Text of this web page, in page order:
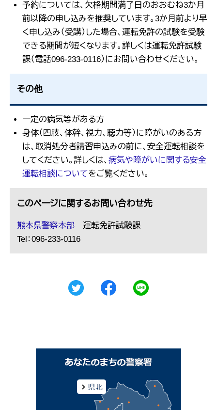
予約については、欠格期間満了日のおおむね3か月
前以降の申し込みを推奨しています。3か月前より早
く申し込み（受講）した場合、運転免許の試験を受験
できる期間が短くなります。詳しくは運転免許試験
課（電話096-233-0116）にお問い合わせください。
その他
一定の病気等がある方
身体（四肢、体幹、視力、聴力等）に障がいのある方
は、取消処分者講習申込みの前に、安全運転相談を
してください。詳しくは、 病気や障がいに関する安全
運転相談についてをご覧ください。
このページに関するお問い合わせ先
熊本県警察本部
運転免許試験課
Tel：096-233-0116